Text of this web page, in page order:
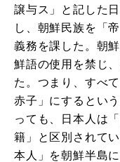
譲与ス」と記した
し、朝鮮民族を「
義務を課した。朝
鮮語の使用を禁じ
た。つまり、すべ
赤子」にするとい
っても、日本人は
籍」と区別されて
本人」を朝鮮半島